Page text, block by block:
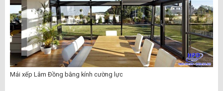
Mái xếp Lâm Đồng bằng kính cường lực